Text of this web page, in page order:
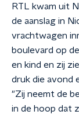
RTL kwam uit
de aanslag in
vrachtwagen
boulevard op
en kind en zij
druk die avond
"Zij neemt de
in de hoop dat